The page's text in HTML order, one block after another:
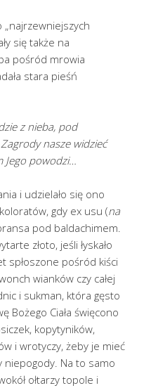
„najrzewniejszych
się także na
pośród mrowia
stara pieśń
z nieba, pod
nasze widzieć
Jego powodzi…
i udzielało się ono
gdy ex usu (na
pod baldachimem.
złoto, jeśli łyskało
spłoszone pośród kiści
wianków czy całej
i sukman, która gęsto
Bożego Ciała święcono
kopytyników,
i wrotyczy, żeby je mieć
niepogody. Na to samo
ołtarzy topole i